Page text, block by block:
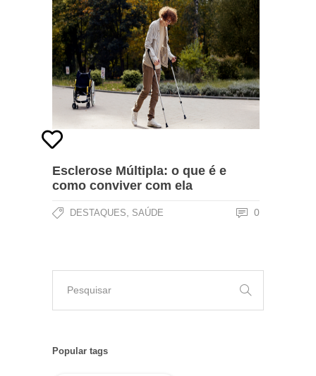
Esclerose Múltipla: o que é e
como conviver com ela
DESTAQUES SAÚDE 0
Popular tags